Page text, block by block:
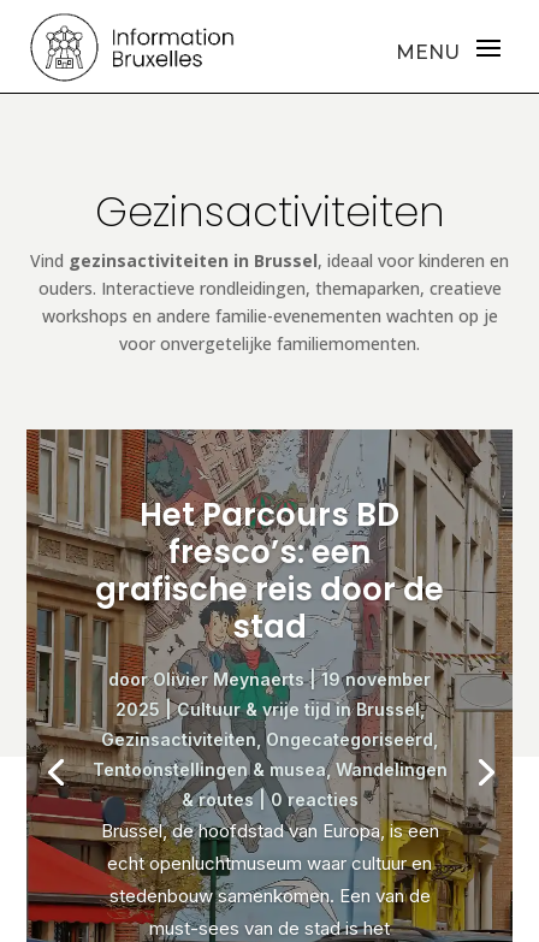
Gezinsactiviteiten
Vind gezinsactiviteiten in Brussel, ideaal voor kinderen en
ouders. Interactieve rondleidingen, themaparken, creatieve
workshops en andere familie-evenementen wachten op je
voor onvergetelijke familiemomenten.
Het Parcours BD
fresco’s: een
grafische reis door de
stad
doorOlivier Meynaerts|19 november
2025 |Cultuur & vrije tijd in Brussel,
Gezinsactiviteiten Ongecategoriseerd
Tentoonstellingen & musea,Wandelingen
& routes| 0 reacties
Brussel, de hoofdstad van Europa, is een
echt openluchtmuseum waar cultuur en
stedenbouw samenkomen. Een van de
must-sees van de stad is het